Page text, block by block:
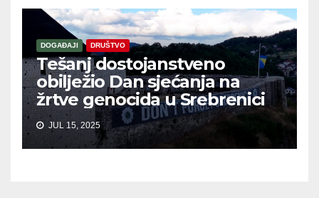
DOGAĐAJI DRUŠTVO
Tešanj dostojanstveno
obilježio Dan sjećanja na
žrtve genocida u Srebrenici
JUL 15, 2025